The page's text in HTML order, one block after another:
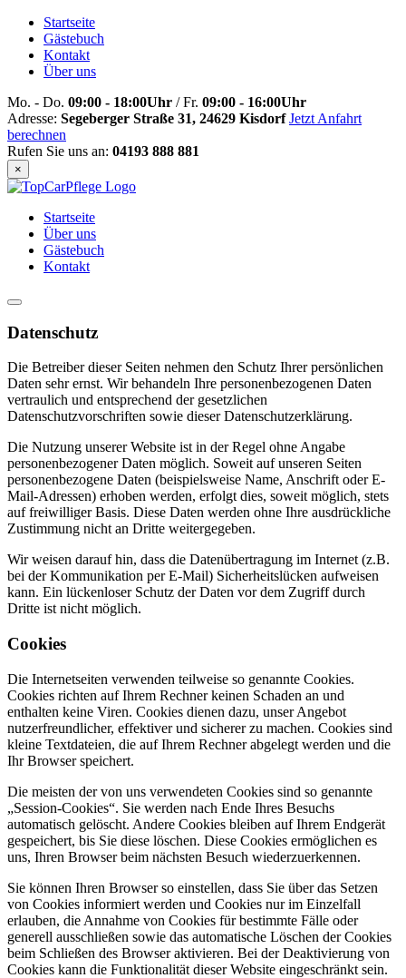
Startseite
Gästebuch
Kontakt
Über uns
Mo. - Do. 09:00 - 18:00Uhr / Fr. 09:00 - 16:00Uhr
Adresse: Segeberger Straße 31, 24629 Kisdorf Jetzt Anfahrt
berechnen
Rufen Sie uns an: 04193 888 881
×
Startseite
Über uns
Gästebuch
Kontakt
Datenschutz
Die Betreiber dieser Seiten nehmen den Schutz Ihrer persönlichen
Daten sehr ernst. Wir behandeln Ihre personenbezogenen Daten
vertraulich und entsprechend der gesetzlichen
Datenschutzvorschriften sowie dieser Datenschutzerklärung.
Die Nutzung unserer Website ist in der Regel ohne Angabe
personenbezogener Daten möglich. Soweit auf unseren Seiten
personenbezogene Daten (beispielsweise Name, Anschrift oder E-
Mail-Adressen) erhoben werden, erfolgt dies, soweit möglich, stets
auf freiwilliger Basis. Diese Daten werden ohne Ihre ausdrückliche
Zustimmung nicht an Dritte weitergegeben.
Wir weisen darauf hin, dass die Datenübertragung im Internet (z.B.
bei der Kommunikation per E-Mail) Sicherheitslücken aufweisen
kann. Ein lückenloser Schutz der Daten vor dem Zugriff durch
Dritte ist nicht möglich.
Cookies
Die Internetseiten verwenden teilweise so genannte Cookies.
Cookies richten auf Ihrem Rechner keinen Schaden an und
enthalten keine Viren. Cookies dienen dazu, unser Angebot
nutzerfreundlicher, effektiver und sicherer zu machen. Cookies sind
kleine Textdateien, die auf Ihrem Rechner abgelegt werden und die
Ihr Browser speichert.
Die meisten der von uns verwendeten Cookies sind so genannte
„Session-Cookies“. Sie werden nach Ende Ihres Besuchs
automatisch gelöscht. Andere Cookies bleiben auf Ihrem Endgerät
gespeichert, bis Sie diese löschen. Diese Cookies ermöglichen es
uns, Ihren Browser beim nächsten Besuch wiederzuerkennen.
Sie können Ihren Browser so einstellen, dass Sie über das Setzen
von Cookies informiert werden und Cookies nur im Einzelfall
erlauben, die Annahme von Cookies für bestimmte Fälle oder
generell ausschließen sowie das automatische Löschen der Cookies
beim Schließen des Browser aktivieren. Bei der Deaktivierung von
Cookies kann die Funktionalität dieser Website eingeschränkt sein.